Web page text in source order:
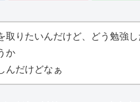
りたいんだけど、どう勉強し
か
んだけどなぁ